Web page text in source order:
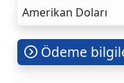
Amerikan Doları
Ödeme